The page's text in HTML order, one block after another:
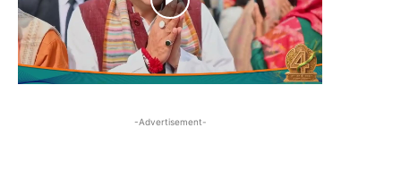
-Advertisement-